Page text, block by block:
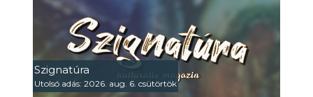
Szignatúra
Utolsó adás: 2026. aug. 6. csütörtök